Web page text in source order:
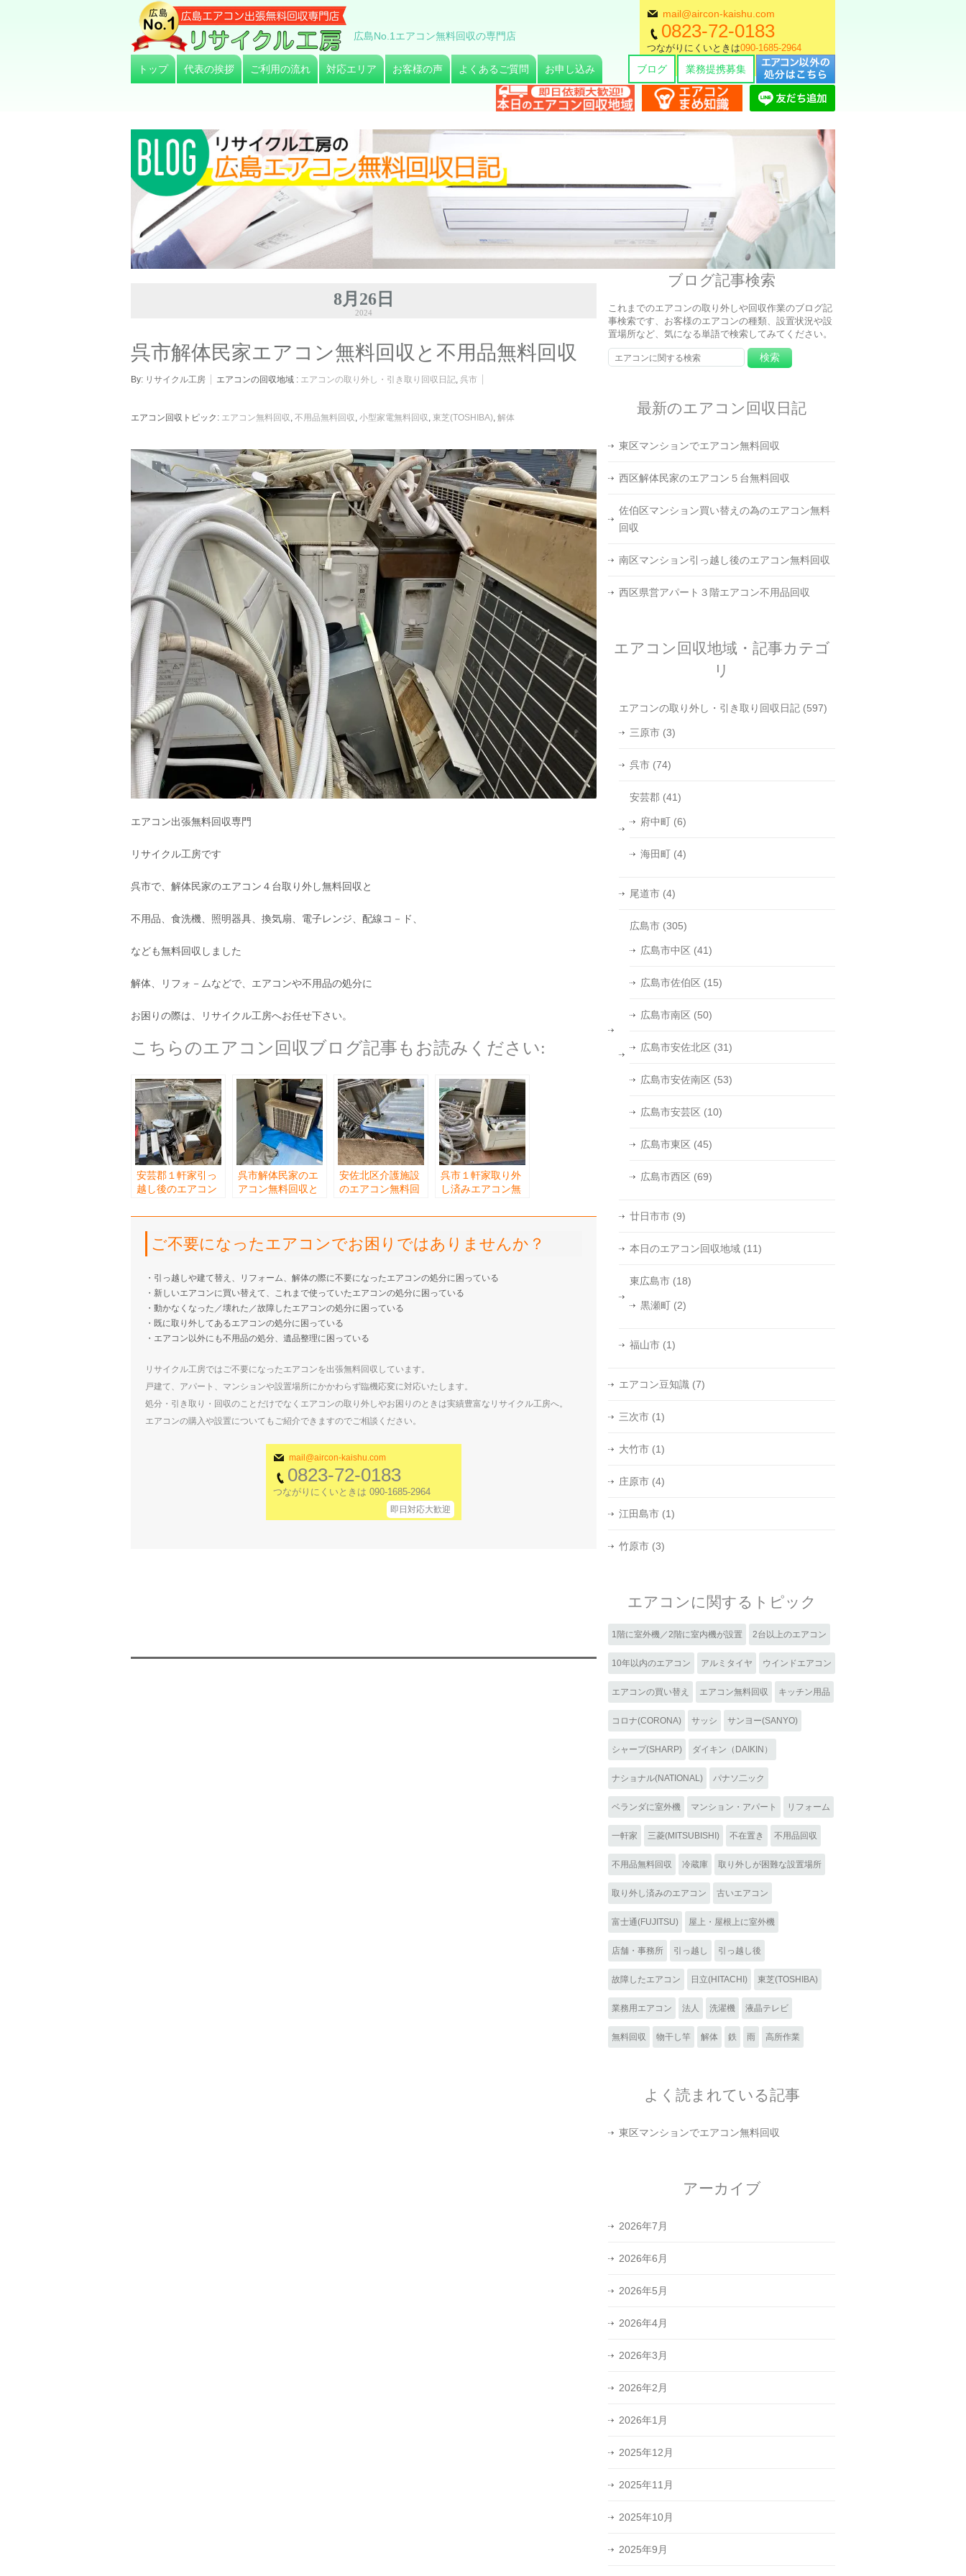
広島No.1エアコン無料回収の専門店
mail@aircon-kaishu.com
0823-72-0183
つながりにくいときは090-1685-2964
即日対応大歓迎
トップ 代表の挨拶 ご利用の流れ 対応エリア お客様の声 よくあるご質問 お申し込み 業務提携募集
ブログ
8月26日
2024
呉市解体民家エアコン無料回収と不用品無料回収
By: リサイクル工房 エアコンの回収地域 : エアコンの取り外し・引き取り回収日記 呉市
エアコン回収トピック: エアコン無料回収 不用品無料回収 小型家電無料回収 東芝(TOSHIBA) 解体
エアコン出張無料回収専門
リサイクル工房です
呉市で、解体民家のエアコン４台取り外し無料回収と
不用品、食洗機、照明器具、換気扇、電子レンジ、配線コ－ド、
なども無料回収しました
解体、リフォ－ムなどで、エアコンや不用品の処分に
お困りの際は、リサイクル工房へお任せ下さい。
こちらのエアコン回収ブログ記事もお読みください:
安芸郡１軒家引っ
越し後のエアコン
呉市解体民家のエ
アコン無料回収と
安佐北区介護施設
のエアコン無料回
収
呉市１軒家取り外
し済みエアコン無
ご不要になったエアコンでお困りではありませんか？
・引っ越しや建て替え、リフォーム、解体の際に不要になったエアコンの処分に困っている
・新しいエアコンに買い替えて、これまで使っていたエアコンの処分に困っている
・動かなくなった／壊れた／故障したエアコンの処分に困っている
・既に取り外してあるエアコンの処分に困っている
・エアコン以外にも不用品の処分、遺品整理に困っている
リサイクル工房ではご不要になったエアコンを出張無料回収しています。
戸建て、アパート、マンションや設置場所にかかわらず臨機応変に対応いたします。
処分・引き取り・回収のことだけでなくエアコンの取り外しやお困りのときは実績豊富なリサイクル工房へ。
エアコンの購入や設置についてもご紹介できますのでご相談ください。
mail@aircon-kaishu.com
0823-72-0183
つながりにくいときは 090-1685-2964
即日対応大歓迎
ブログ記事検索
これまでのエアコンの取り外しや回収作業のブログ記
事検索です、お客様のエアコンの種類、設置状況や設
置場所など、気になる単語で検索してみてください。
最新のエアコン回収日記
東区マンションでエアコン無料回収
西区解体民家のエアコン５台無料回収
佐伯区マンション買い替えの為のエアコン無料
回収
南区マンション引っ越し後のエアコン無料回収
西区県営アパート３階エアコン不用品回収
エアコン回収地域・記事カテゴ
リ
エアコンの取り外し・引き取り回収日記 (597)
三原市 (3)
呉市 (74)
安芸郡 (41)
府中町 (6)
海田町 (4)
尾道市 (4)
広島市 (305)
広島市中区 (41)
広島市佐伯区 (15)
広島市南区 (50)
広島市安佐北区 (31)
広島市安佐南区 (53)
広島市安芸区 (10)
広島市東区 (45)
広島市西区 (69)
廿日市市 (9)
本日のエアコン回収地域 (11)
東広島市 (18)
黒瀬町 (2)
福山市 (1)
エアコン豆知識 (7)
三次市 (1)
大竹市 (1)
庄原市 (4)
江田島市 (1)
竹原市 (3)
エアコンに関するトピック
1階に室外機／2階に室内機が設置 2台以上のエアコン
10年以内のエアコン アルミタイヤ ウインドエアコン
エアコンの買い替え エアコン無料回収 キッチン用品
コロナ(CORONA) サッシ サンヨー(SANYO)
シャープ(SHARP) ダイキン（DAIKIN）
ナショナル(NATIONAL) パナソ二ック
ベランダに室外機 マンション・アパート リフォーム
一軒家 三菱(MITSUBISHI) 不在置き 不用品回収
不用品無料回収 冷蔵庫 取り外しが困難な設置場所
取り外し済みのエアコン 古いエアコン
富士通(FUJITSU) 屋上・屋根上に室外機
店舗・事務所 引っ越し 引っ越し後
故障したエアコン 日立(HITACHI) 東芝(TOSHIBA)
業務用エアコン 法人 洗濯機 液晶テレビ
無料回収 物干し竿 解体 鉄 雨 高所作業
よく読まれている記事
東区マンションでエアコン無料回収
アーカイブ
2026年7月
2026年6月
2026年5月
2026年4月
2026年3月
2026年2月
2026年1月
2025年12月
2025年11月
2025年10月
2025年9月